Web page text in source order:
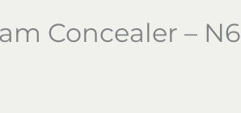
Concealer – N6